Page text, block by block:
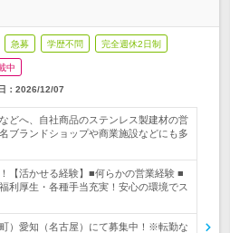
急募 学歴不問 完全週休2日制
中
： 2026/12/07
どへ、自社商品のステンレス製建材の営
ブランドショップや商業施設などにも多
【活かせる経験】■何らかの営業経験 ■
厚生・各種手当充実！安心の環境でス
）愛知（名古屋）にて募集中！※転勤な